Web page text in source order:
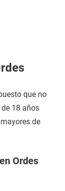
que no
18 años
de
Ordes